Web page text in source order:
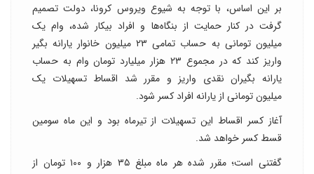
بر این اساس، با توجه به شیوع ویروس کرونا، دولت تصمیم
گرفت در کنار حمایت از بنگاه‌ها و افراد بیکار شده، وام یک
میلیون تومانی به حساب تمامی ۲۳ میلیون خانوار یارانه بگیر
واریز کند که در مجموع ۲۳ هزار میلیارد تومان وام به حساب
یارانه بگیران نقدی واریز و مقرر شد اقساط تسهیلات یک
میلیون تومانی از یارانه افراد کسر شود.
آغاز کسر اقساط این تسهیلات از تیرماه بود و این ماه سومین
قسط کسر خواهد شد.
گفتنی است؛ مقرر شده هر ماه مبلغ ۳۵ هزار و ۱۰۰ تومان از